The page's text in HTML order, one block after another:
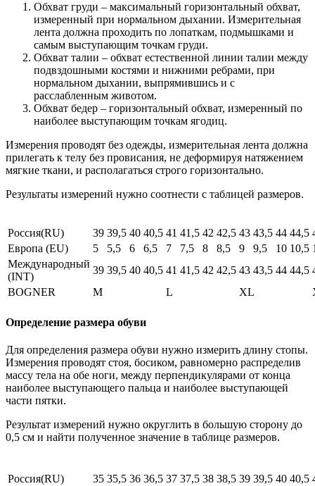
Обхват груди – максимальный горизонтальный обхват,
измеренный при нормальном дыхании. Измерительная
лента должна проходить по лопаткам, подмышками и
самым выступающим точкам груди.
Обхват талии – обхват естественной линии талии между
подвздошными костями и нижними ребрами, при
нормальном дыхании, выпрямившись и с
расслабленным животом.
Обхват бедер – горизонтальный обхват, измеренный по
наиболее выступающим точкам ягодиц.
Измерения проводят без одежды, измерительная лента должна
прилегать к телу без провисания, не деформируя натяжением
мягкие ткани, и располагаться строго горизонтально.
Результаты измерений нужно соотнести с таблицей размеров.
Россия(RU) 39 39,5 40 40,5 41 41,5 42 42,5 43 43,5 44 44,5
Европа (EU)
5 5,5 6 6,5 7 7,5 8 8,5 9 9,5 10 10,5
Международный
(INT)
39 39,5 40 40,5 41 41,5 42 42,5 43 43,5 44 44,5
BOGNER
M L XL
Определение размера обуви
Для определения размера обуви нужно измерить длину стопы.
Измерения проводят стоя, босиком, равномерно распределив
массу тела на обе ноги, между перпендикулярами от конца
наиболее выступающего пальца и наиболее выступающей
части пятки.
Результат измерений нужно округлить в большую сторону до
0,5 см и найти полученное значение в таблице размеров.
Россия(RU) 35 35,5 36 36,5 37 37,5 38 38,5 39 39,5 40 40,5